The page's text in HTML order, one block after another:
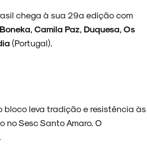
chega à sua 29ª edição com
Camila Paz Duquesa Os
(Portugal).
bloco leva tradição e resistência às
no Sesc Santo Amaro. O